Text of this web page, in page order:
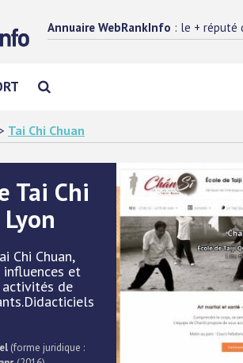
Annuaire WebRankInfo : le + réputé
Tai Chi Chuan
Tai Chi
Chi Chuan,
et
de
(forme juridique :